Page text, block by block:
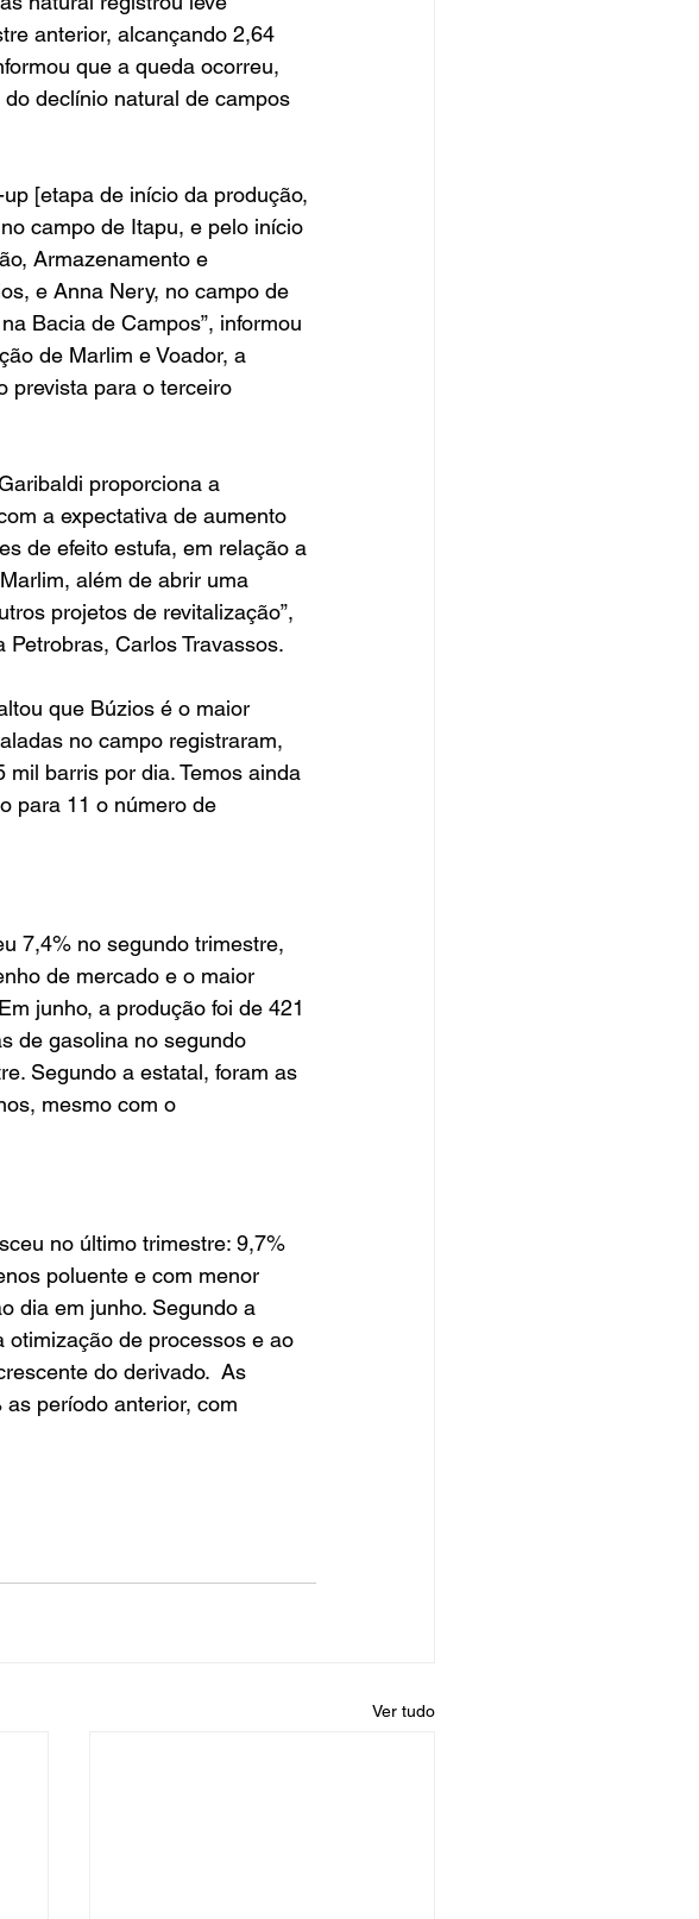
anterior, alcançando 2,64
que a queda ocorreu,
declínio natural de campos
[etapa de início da produção,
campo de Itapu, e pelo início
Armazenamento e
e Anna Nery, no campo de
Bacia de Campos”, informou
de Marlim e Voador, a
prevista para o terceiro
proporciona a
a expectativa de aumento
de efeito estufa, em relação a
além de abrir uma
projetos de revitalização”,
Carlos Travassos.
que Búzios é o maior
no campo registraram,
barris por dia. Temos ainda
para 11 o número de
7,4% no segundo trimestre,
de mercado e o maior
junho, a produção foi de 421
de gasolina no segundo
Segundo a estatal, foram as
mesmo com o
no último trimestre: 9,7%
poluente e com menor
dia em junho. Segundo a
otimização de processos e ao
do derivado.  As
período anterior, com
Ver tudo